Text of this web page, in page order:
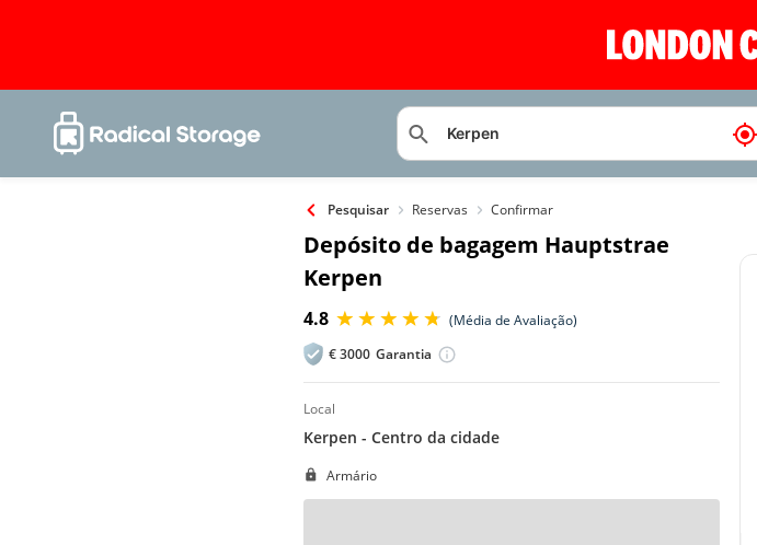
Pesquisar Reservas Confirmar
Depósito de bagagem Hauptstrae
Kerpen
4.8
(Média de Avaliação)
€3000 Garantia
local
Kerpen - Centro da cidade
Armário